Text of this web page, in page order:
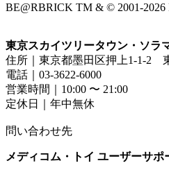
BE@RBRICK TM & ©︎ 2001-2026
東京スカイツリータウン・ソラ
住所｜東京都墨田区押上1-1-2
電話｜03-3622-6000
営業時間｜10:00 〜 21:00
定休日｜年中無休
問い合わせ先
メディコム・トイ ユーザーサポ